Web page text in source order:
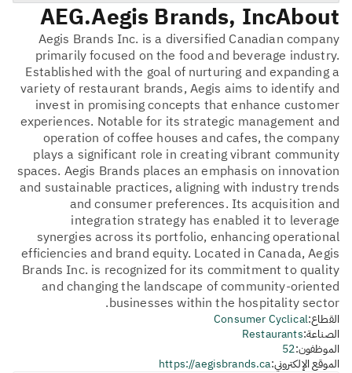
About
Aegis Brands, Inc.
AEG
Aegis Brands Inc. is a diversified Canadian company
primarily focused on the food and beverage industry.
Established with the goal of nurturing and expanding a
variety of restaurant brands, Aegis aims to identify and
invest in promising concepts that enhance customer
experiences. Notable for its strategic management and
operation of coffee houses and cafes, the company
plays a significant role in creating vibrant community
spaces. Aegis Brands places an emphasis on innovation
and sustainable practices, aligning with industry trends
and consumer preferences. Its acquisition and
integration strategy has enabled it to leverage
synergies across its portfolio, enhancing operational
efficiencies and brand equity. Located in Canada, Aegis
Brands Inc. is recognized for its commitment to quality
and changing the landscape of community-oriented
businesses within the hospitality sector.
القطاع:Consumer Cyclical
الصناعة:Restaurants
الموظفون:52
الموقع الإلكتروني:https://aegisbrands.ca